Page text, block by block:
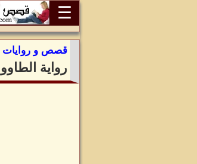
☰
قصص و روايات
رواية